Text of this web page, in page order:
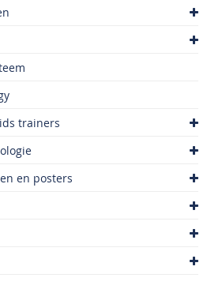
trainers
en posters